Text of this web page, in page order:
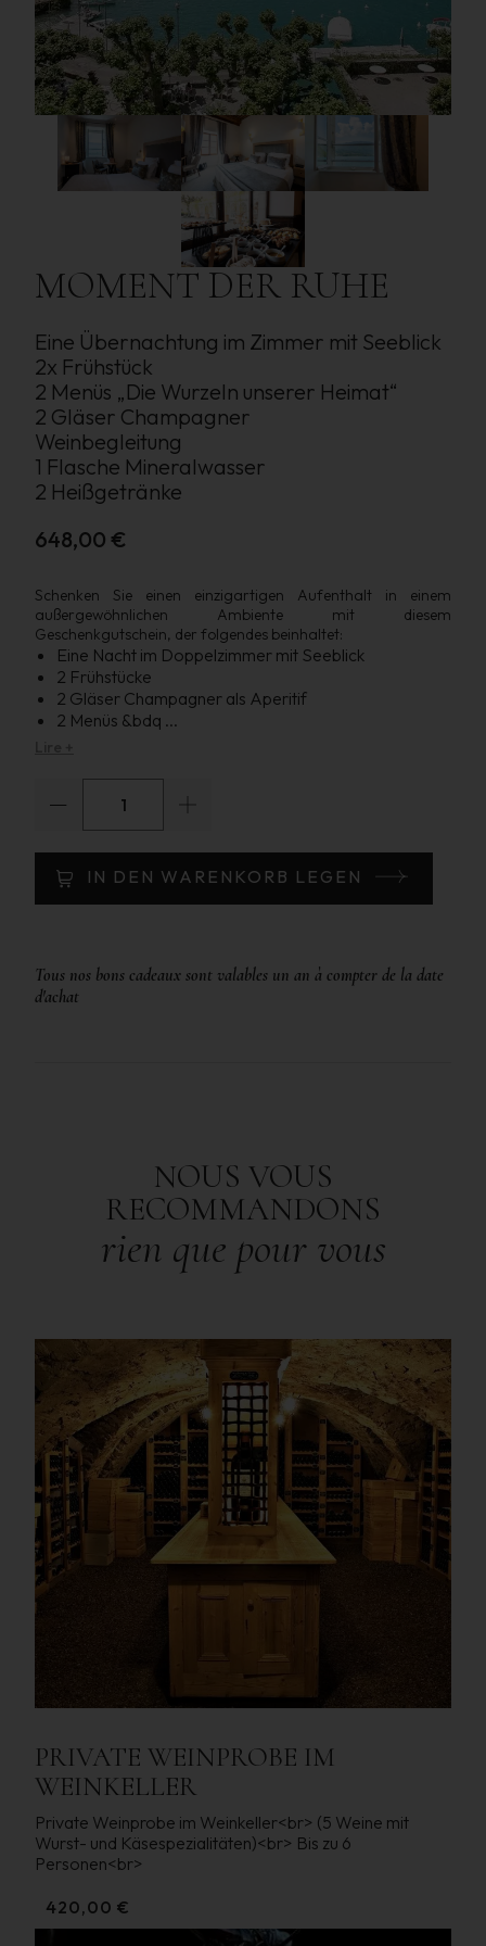
MOMENT DER RUHE
Eine Übernachtung im Zimmer mit Seeblick
2x Frühstück
2 Menüs „Die Wurzeln unserer Heimat“
2 Gläser Champagner
Weinbegleitung
1 Flasche Mineralwasser
2 Heißgetränke
648,00 €
Schenken Sie einen einzigartigen Aufenthalt in einem
außergewöhnlichen Ambiente mit diesem
Geschenkgutschein, der folgendes beinhaltet:
Eine Nacht im Doppelzimmer mit Seeblick
2 Frühstücke
2 Gläser Champagner als Aperitif
2 Menüs &bdq ...
IN DEN WARENKORB LEGEN
Tous nos bons cadeaux sont valables un an à compter de la date
d'achat
NOUS VOUS
RECOMMANDONS
rien que pour vous
PRIVATE WEINPROBE IM
WEINKELLER
Private Weinprobe im Weinkeller<br> (5 Weine mit
Wurst- und Käsespezialitäten)<br> Bis zu 6
Personen<br>
420,00 €